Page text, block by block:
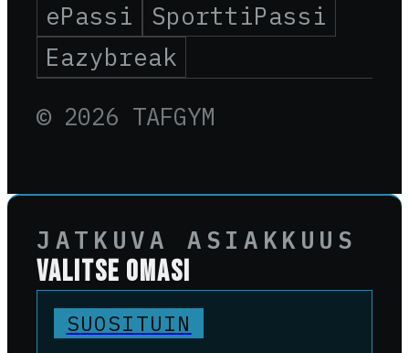
ePassi
SporttiPassi
Eazybreak
© 2026 TAFGYM
JATKUVA ASIAKKUUS
VALITSE OMASI
SUOSITUIN